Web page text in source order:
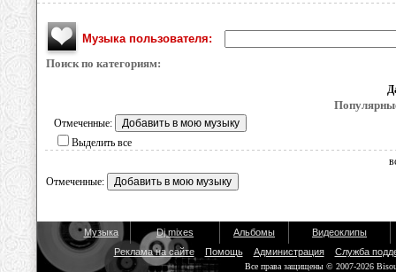
Музыка пользователя:
Поиск по категориям:
Отмеченные:
Выделить все
Отмеченные:
Музыка Dj mixes Альбомы
Видеоклипы
Реклама на сайте
Помощь Администрация Служба
Все права защищены © 2007-2026